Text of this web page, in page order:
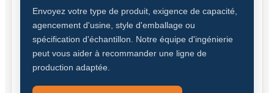
Envoyez votre type de produit, exigence de capacité,
agencement d'usine, style d'emballage ou
spécification d'échantillon. Notre équipe d'ingénierie
peut vous aider à recommander une ligne de
production adaptée.